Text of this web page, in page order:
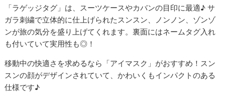
「ラゲッジタグ」は、スーツケースやカバンの目印に最適♪ サ
ガラ刺繍で立体的に仕上げられたスンスン、ノンノン、ゾンゾ
ンが旅の気分を盛り上げてくれます。裏面にはネームタグ入れ
も付いていて実用性も◎！
移動中の快適さを求めるなら「アイマスク」がおすすめ！スン
スンの顔がデザインされていて、かわいくもインパクトのある
仕様です♪